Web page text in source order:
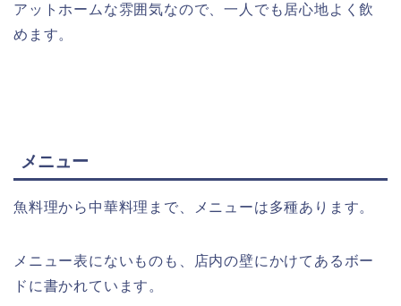
アットホームな雰囲気なので、一人でも居心地よく飲
めます。
メニュー
魚料理から中華料理まで、メニューは多種あります。
メニュー表にないものも、店内の壁にかけてあるボー
ドに書かれています。